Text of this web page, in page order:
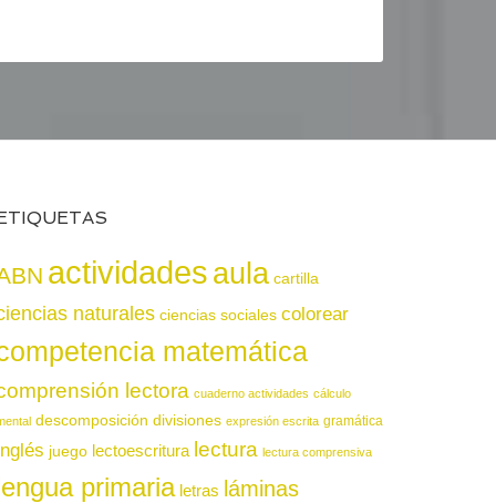
actividadesaula cartilla
naturales ciencias sociales colorear
matemática
lectora cuaderno actividades cálculo
descomposición divisiones expresión escrita gramática
juego lectoescritura lectura lectura comprensiva
primaria letras láminas